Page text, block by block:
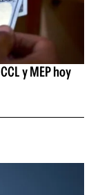
y MEP hoy